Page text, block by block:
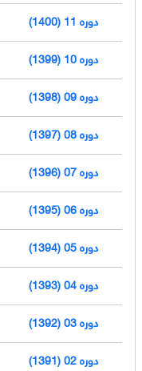
دوره 11 (1400)
دوره 10 (1399)
دوره 09 (1398)
دوره 08 (1397)
دوره 07 (1396)
دوره 06 (1395)
دوره 05 (1394)
دوره 04 (1393)
دوره 03 (1392)
دوره 02 (1391)